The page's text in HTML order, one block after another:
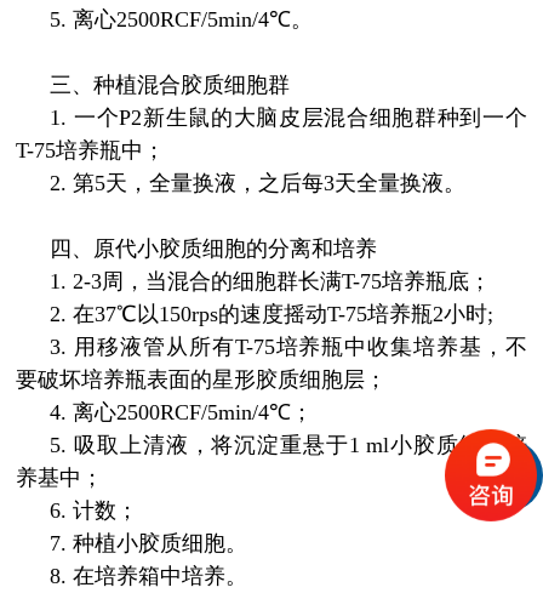
5.离心2500RCF/5min/4℃。
三、种植混合胶质细胞群
1.一个P2新生鼠的大脑皮层混合细胞群种到一个
T-75培养瓶中；
2.第5天，全量换液，之后每3天全量换液。
四、原代小胶质细胞的分离和培养
1.2-3周，当混合的细胞群长满T-75培养瓶底；
2.在37℃以150rps的速度摇动T-75培养瓶2小时;
3. 用移液管从所有T-75培养瓶中收集培养基，不
要破坏培养瓶表面的星形胶质细胞层；
4.离心2500RCF/5min/4℃；
5.吸取上清液，将沉淀重悬于1 ml小胶质细胞培
养基中；
6.计数；
7.种植小胶质细胞。
8.在培养箱中培养。